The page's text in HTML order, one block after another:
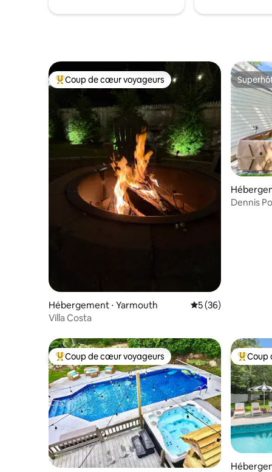
vous pourrez profiter de notre jacuzzi et
Coups de cœur voyageurs les plus appréciés
Coup de cœur voyageurs
Hébergement ⋅ Yarmouth Évaluation
5 (36)
Villa Costa
Dennis
Coups de cœur voyageurs les plus appréciés
Coup de cœur voyageurs Coups
Coup